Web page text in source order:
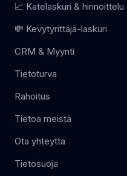
📈 Katelaskuri & hinnoittelu
💸 Kevytyrittäjä-laskuri
CRM & Myynti
Tietoturva
Rahoitus
Tietoa meistä
Ota yhteyttä
Tietosuoja